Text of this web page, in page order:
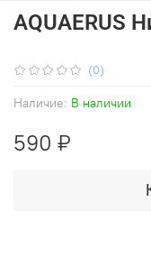
(0)
Наличие: В наличии
AQUAERUS
590 ₽